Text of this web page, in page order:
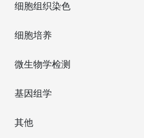
细胞组织染色
细胞培养
微生物学检测
基因组学
其他